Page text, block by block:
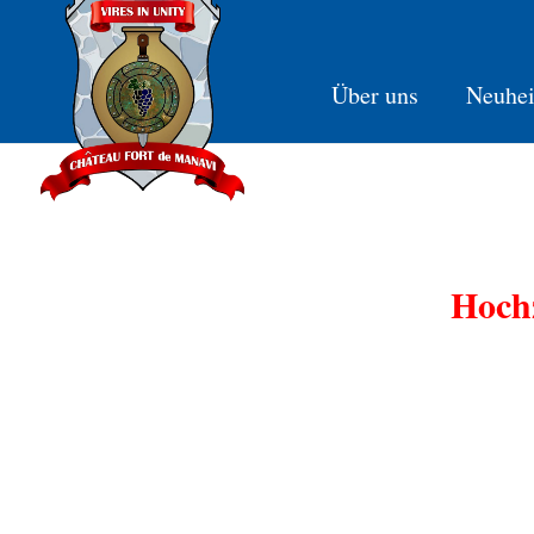
Über uns